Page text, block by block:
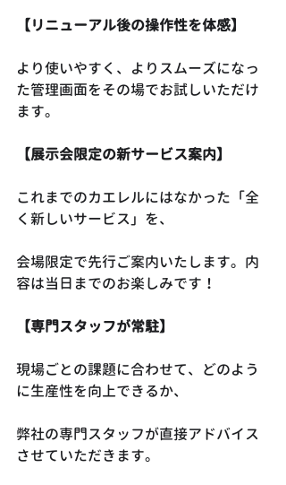
【リニューアル後の操作性を体感】
より使いやすく、よりスムーズになっ
た管理画面をその場でお試しいただけ
ます。
【展示会限定の新サービス案内】
これまでのカエレルにはなかった「全
く新しいサービス」を、
会場限定で先行ご案内いたします。内
容は当日までのお楽しみです！
【専門スタッフが常駐】
現場ごとの課題に合わせて、どのよう
に生産性を向上できるか、
弊社の専門スタッフが直接アドバイス
させていただきます。